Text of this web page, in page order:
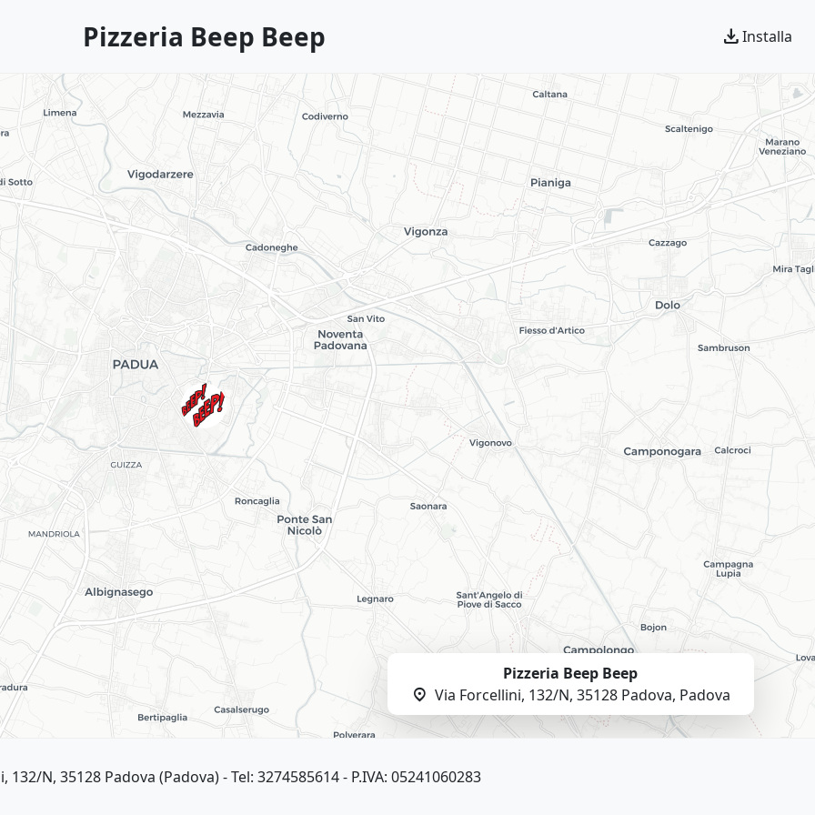
Pizzeria Beep Beep downloadInstalla
Pizzeria Beep Beep
location_on Via Forcellini, 132/N, 35128 Padova, Padova
132/N, 35128 Padova (Padova)- Tel: 3274585614- P.IVA: 05241060283